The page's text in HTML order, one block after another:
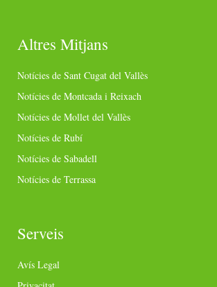
Altres Mitjans
Notícies de Sant Cugat del Vallès
Notícies de Montcada i Reixach
Notícies de Mollet del Vallès
Notícies de Rubí
Notícies de Sabadell
Notícies de Terrassa
Serveis
Avís Legal